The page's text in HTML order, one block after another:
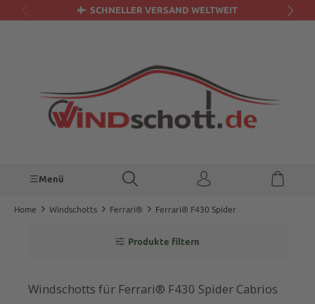
SCHNELLER VERSAND WELTWEIT
Menü
Home Windschotts Ferrari® Ferrari® F430 Spider
Produkte filtern
Windschotts für Ferrari® F430 Spider Cabrios